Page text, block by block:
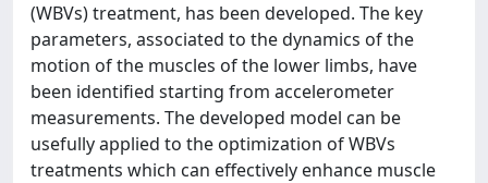
(WBVs) treatment, has been developed. The key
parameters, associated to the dynamics of the
motion of the muscles of the lower limbs, have
been identified starting from accelerometer
measurements. The developed model can be
usefully applied to the optimization of WBVs
treatments which can effectively enhance muscle